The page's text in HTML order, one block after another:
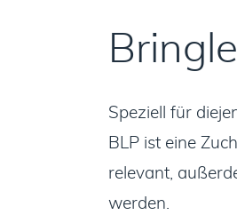
Speziell für
BLP ist eine
relevant,
werden.